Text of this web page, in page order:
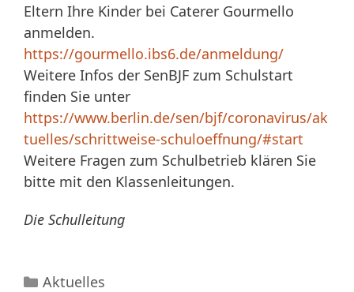
Eltern Ihre Kinder bei Caterer Gourmello
anmelden.
https://gourmello.ibs6.de/anmeldung/
Weitere Infos der SenBJF zum Schulstart
finden Sie unter
https://www.berlin.de/sen/bjf/coronavirus/ak
tuelles/schrittweise-schuloeffnung/#start
Weitere Fragen zum Schulbetrieb klären Sie
bitte mit den Klassenleitungen.
Die Schulleitung
Kategorien
Aktuelles